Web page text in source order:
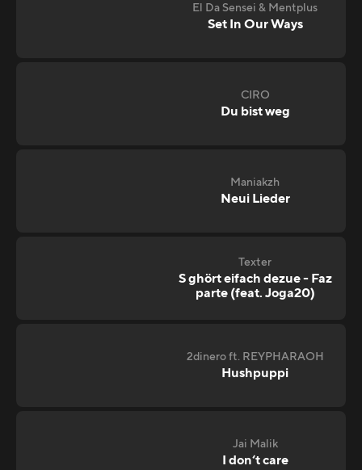
El Da Sensei & Mentplus
Set In Our Ways
CIRO
Du bist weg
Maniakzh
Neui Lieder
Texter
S ghört eifach dezue - Faz
parte (feat. Joga20)
2dinero ft. REYPHARAOH
Hushpuppi
Jai Malik
I don‘t care